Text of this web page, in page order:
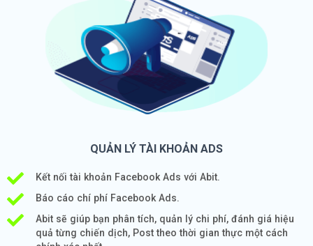
QUẢN LÝ TÀI KHOẢN ADS
Kết nối tài khoản Facebook Ads với Abit.
Báo cáo chí phí Facebook Ads.
Abit sẽ giúp bạn phân tích, quản lý chi phí, đánh giá hiệu
quả từng chiến dịch, Post theo thời gian thực một cách